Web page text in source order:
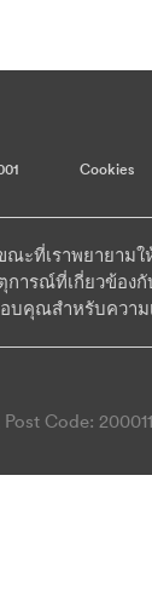
Cookies
ที่เราพยายาม
ารณ์ที่เกี่ยวข้อ
บคุณสำหรับความ
Code: 200011